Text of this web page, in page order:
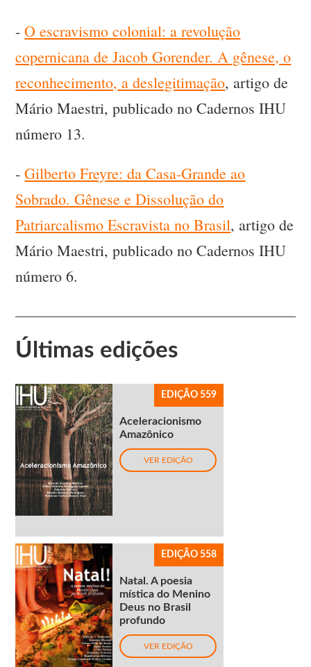
-O escravismo colonial: a revolução
copernicana de Jacob Gorender. A gênese, o
reconhecimento, a deslegitimação, artigo de
Mário Maestri, publicado no Cadernos IHU
número 13.
-Gilberto Freyre: da Casa-Grande ao
Sobrado. Gênese e Dissolução do
Patriarcalismo Escravista no Brasil, artigo de
Mário Maestri, publicado no Cadernos IHU
número 6.
Últimas edições
EDIÇÃO 559
Aceleracionismo
Amazônico
VER EDIÇÃO
EDIÇÃO 558
Natal. A poesia
mística do Menino
Deus no Brasil
profundo
VER EDIÇÃO